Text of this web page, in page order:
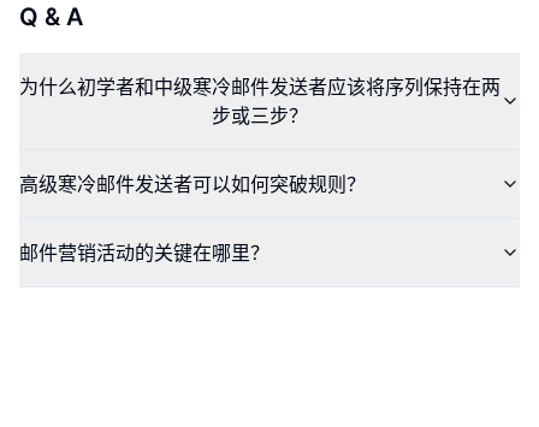
Q & A
为什么初学者和中级寒冷邮件发送者应该将序列保持在两
步或三步？
高级寒冷邮件发送者可以如何突破规则？
邮件营销活动的关键在哪里？